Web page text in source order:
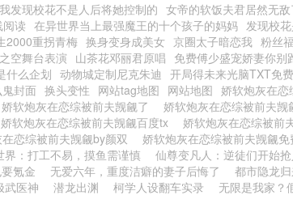
道：姐夫，我穿这样可以不？堂堂仙尊捂脸：……
可爱的高冷真香攻X只想吃喝玩乐当个纨绔富二
我发现校花不是人后将她控制的 女帝的软饭夫君居然无敌
读 在异世界当上最强魔王的十个孩子的妈妈 发现校
2000重拐青梅 换身变身成美女 京圈太子暗恋我 粉丝
空舞台表演 山茶花邓丽君原唱 免费傅少盛宠娇妻你别
什么企划 动物城定制尼克朱迪 开局得未来光脑TXT免
封面 换头变性 网站tag地图 网站地图 娇软炮灰在
娇软炮灰在恋综被前夫觊觎了 娇软炮灰在恋综被前夫觊
娇软炮灰在恋综被前夫觊觎百度tx 娇软炮灰在恋综被前
恋综被前夫觊觎by颜双 娇软炮灰在恋综被前夫觊觎免
界：打工不易，摸鱼需谨慎 仙尊变凡人：逆徒们开始抢
氪金 无爱六年，重度洁癖的妻子后悔了 都市隐龙
武医神 潜龙出渊 柯学人设翻车实录 无限是我家？